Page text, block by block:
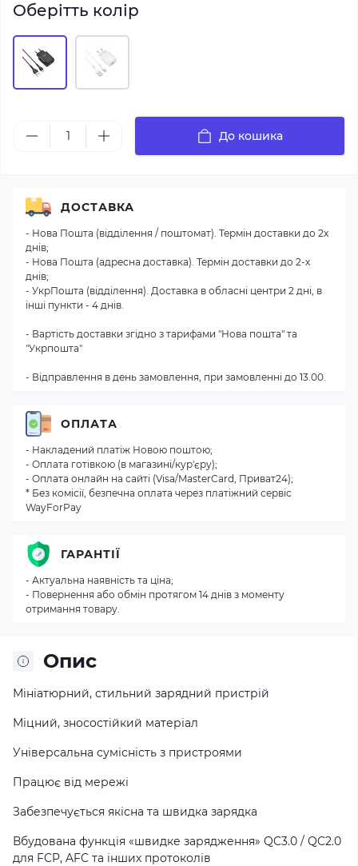
Оберітть колір
До кошика
Опис
Мініатюрний, стильний зарядний пристрій
Міцний, зносостійкий матеріал
Універсальна сумісність з пристроями
Працює від мережі
Забезпечується якісна та швидка зарядка
Вбудована функція «швидке зарядження» QC3.0 / QC2.0
для FCP, AFC та інших протоколів
ДОСТАВКА
- Нова Пошта (відділення / поштомат). Термін доставки до 2х
днів;
- Нова Пошта (адресна доставка). Термін доставки до 2-х
днів;
- УкрПошта (відділення). Доставка в обласні центри 2 дні, в
інші пункти - 4 днів.
- Вартість доставки згідно з тарифами "Нова пошта" та
"Укрпошта"
- Відправлення в день замовлення, при замовленні до 13.00.
ОПЛАТА
- Накладений платіж Новою поштою;
- Оплата готівкою (в магазині/кур'єру);
- Оплата онлайн на сайті (Visa/MasterCard, Приват24);
* Без комісії, безпечна оплата через платіжний сервіс
WayForPay
ГАРАНТІЇ
- Актуальна наявність та ціна;
- Повернення або обмін протягом 14 днів з моменту
отримання товару.